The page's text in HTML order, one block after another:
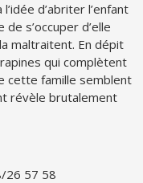
d’abriter l’enfant
s’occuper d’elle
maltraitent. En dépit
qui complètent
cette famille semblent
révèle brutalement
26 57 58